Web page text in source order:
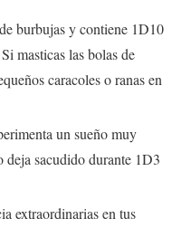
burbujas y contiene 1D10
masticas las bolas de
caracoles o ranas en
un sueño muy
sacudido durante 1D3
extraordinarias en tus